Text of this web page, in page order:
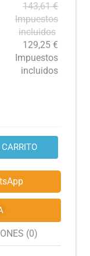
143,61€
Impuestos
incluidos
129,25 €
Impuestos
incluidos
(0)